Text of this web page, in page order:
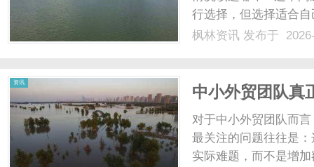
行选择，但选择适合
班型的真实差异和选
枫林资讯 发布于
资讯
中小外贸团队真
对于中小外贸团队而
最关注的问题往往是
实际难题，而不是增